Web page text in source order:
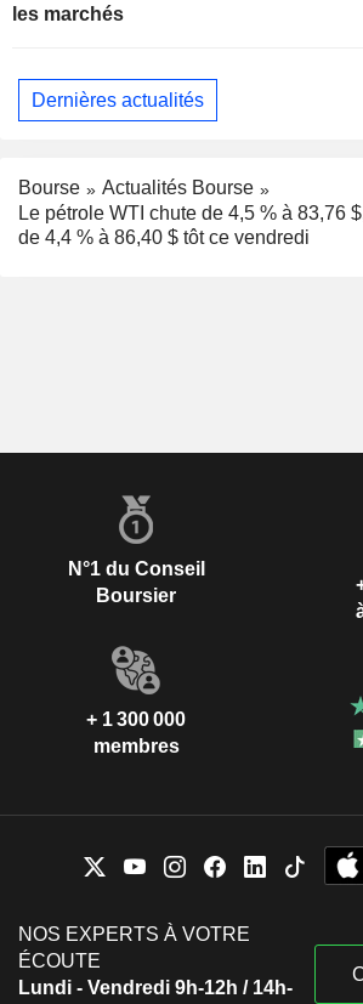
les marchés
Dernières actualités
Bourse
Actualités Bourse
Le pétrole WTI chute de 4,5 % à 83,76
de 4,4 % à 86,40 $ tôt ce vendredi
N°1 du Conseil
Boursier
+ 1 300 000
membres
NOS EXPERTS À VOTRE
ÉCOUTE
Lundi - Vendredi 9h-12h / 14h-